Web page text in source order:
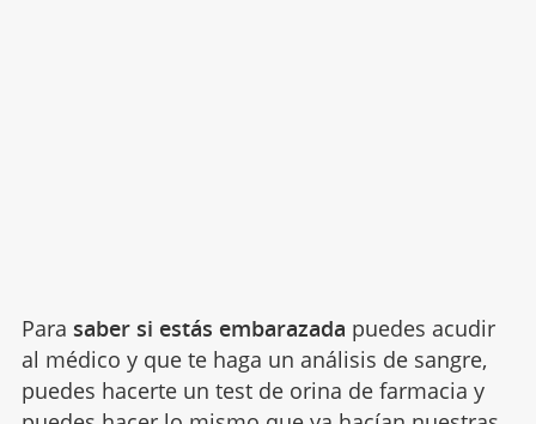
Para saber si estás embarazada puedes acudir
al médico y que te haga un análisis de sangre,
puedes hacerte un test de orina de farmacia y